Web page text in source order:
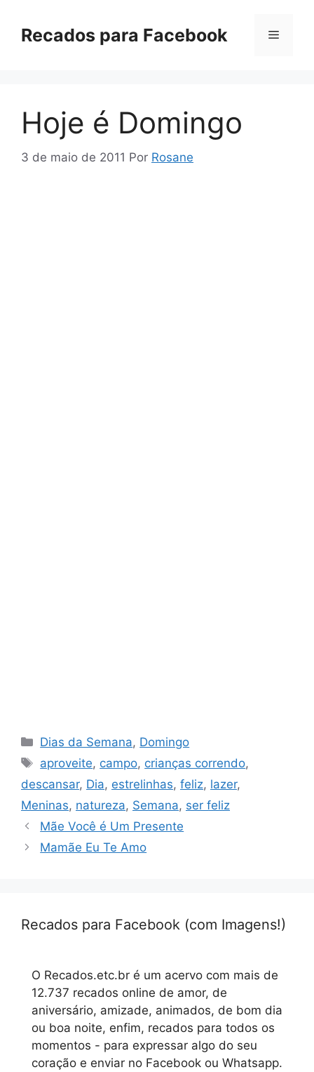
paraRecados para Facebook Menu
Hoje é Domingo
3 de maio de 2011 Por Rosane
Categorias
Dias da Semana, Domingo
Tags
aproveite, campo, crianças correndo,
descansar, Dia, estrelinhas, feliz, lazer,
Meninas, natureza, Semana, ser feliz
Mãe Você é Um Presente
Mamãe Eu Te Amo
Recados para Facebook (com Imagens!)
O Recados.etc.br é um acervo com mais de
12.737 recados online de amor, de
aniversário, amizade, animados, de bom dia
ou boa noite, enfim, recados para todos os
momentos - para expressar algo do seu
coração e enviar no Facebook ou Whatsapp.